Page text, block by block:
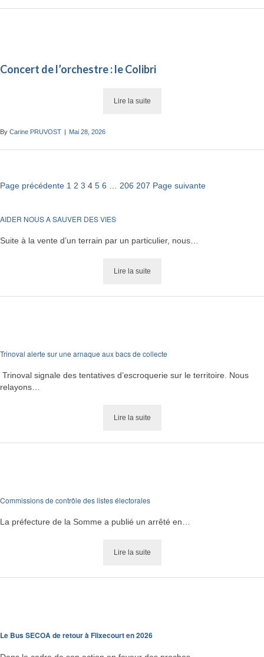
Concert de l’orchestre : le Colibri
Lire la suite
By Carine PRUVOST | Mai 28, 2026
Posts
Navigation
Page précédente 1 2 3 4 5 6 206 207 Page suivante
AIDER NOUS A SAUVER DES VIES
Suite à la vente d’un terrain par un particulier, nous…
Lire la suite
Trinoval alerte sur une arnaque aux bacs de collecte
Trinoval signale des tentatives d’escroquerie sur le territoire. Nous
relayons…
Lire la suite
Commissions de contrôle des listes électorales
La préfecture de la Somme a publié un arrêté en…
Lire la suite
Le Bus SECOA de retour à Flixecourt en 2026